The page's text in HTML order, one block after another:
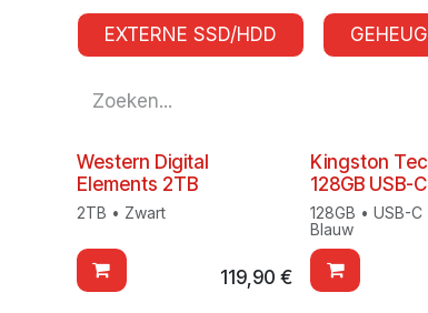
EXTERNE SSD/HDD
Western Digital
Elements 2TB
2TB • Zwart
119,90 €
Kingston
128GB USB-C
128GB • USB-
Blauw